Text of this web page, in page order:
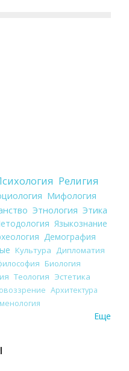
Религия
Мифология
Этнология Этика
Языкознание
Демография
Культура
Дипломатия
Биология
Теология Эстетика
Архитектура
Еще